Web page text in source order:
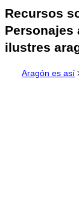
Recursos
Personajes
ilustres
Aragón es así